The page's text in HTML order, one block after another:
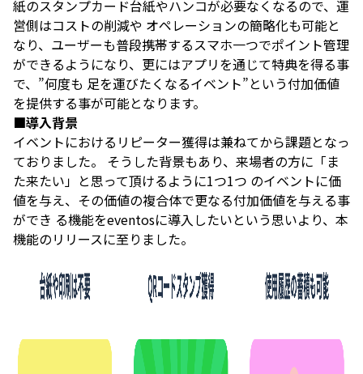
紙のスタンプカード台紙やハンコが必要なくなるので、運
営側はコストの削減や オペレーションの簡略化も可能と
なり、ユーザーも普段携帯するスマホ一つでポイント管理
ができるようになり、更にはアプリを通じて特典を得る事
で、”何度も 足を運びたくなるイベント”という付加価値
を提供する事が可能となります。
■導入背景
イベントにおけるリピーター獲得は兼ねてから課題となっ
ておりました。 そうした背景もあり、来場者の方に「ま
た来たい」と思って頂けるように1つ1つ のイベントに価
値を与え、その価値の複合体で更なる付加価値を与える事
ができ る機能をeventosに導入したいという思いより、本
機能のリリースに至りました。